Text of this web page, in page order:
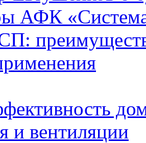
АФК
и вентиляции